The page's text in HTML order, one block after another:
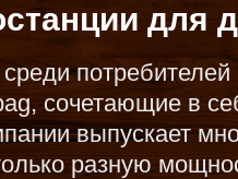
для
потребителей
сочетающие в
выпускает
разную